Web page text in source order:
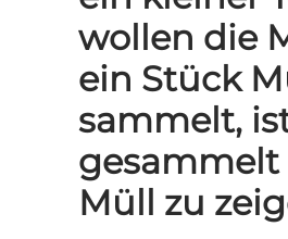
wollen die
ein Stück
sammelt,
gesammelt
Müll zu